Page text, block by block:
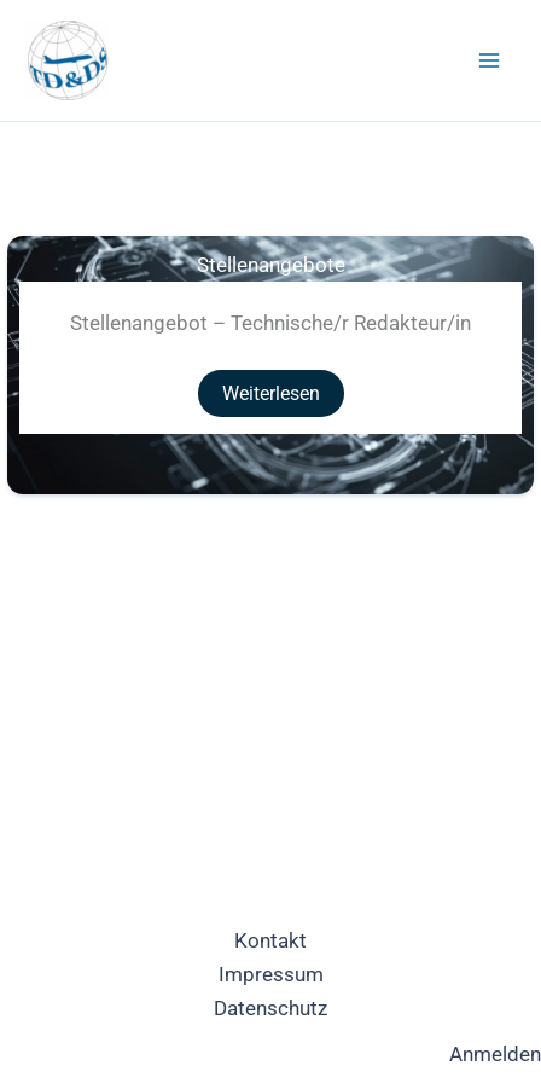
Inhalt
springen
Stellenangebote
Stellenangebot – Technische/r Redakteur/in
Weiterlesen
Kontakt
Impressum
Datenschutz
Anmelden